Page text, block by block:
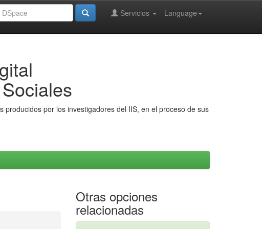
Language
Servicios
por los investigadores del IIS, en el proceso de sus
Otras opciones
relacionadas